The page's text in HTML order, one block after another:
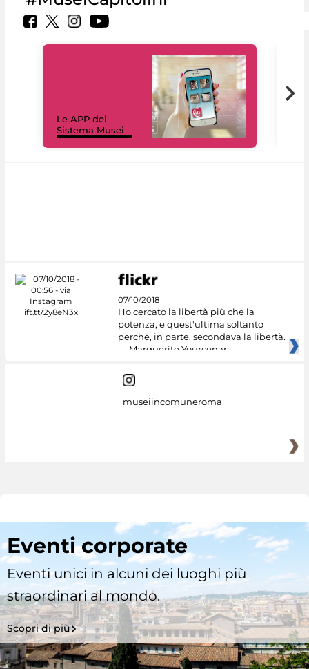
Le APP del
Sistema Musei
07/10/2018
Ho cercato la libertà più che la
potenza, e quest'ultima soltanto
perché, in parte, secondava la libertà.
— Marguerite Yourcenar
museiincomuneroma
Eventi corporate
Eventi unici in alcuni dei luoghi più
straordinari al mondo.
Scopri di più